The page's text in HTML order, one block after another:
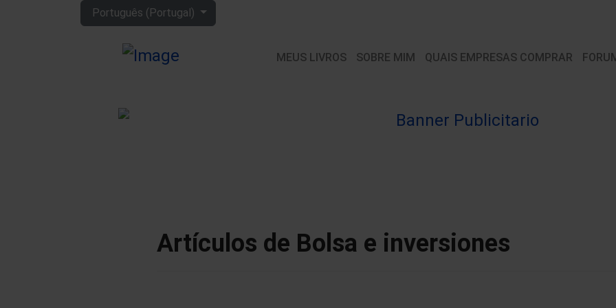
Escolha o seu idioma
Português (Portugal)
MEUS LIVROS SOBRE MIM QUAIS EMPRESAS COMPRAR
Artículos de Bolsa e inversiones